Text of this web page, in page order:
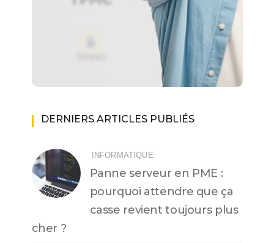
DERNIERS ARTICLES PUBLIÉS
INFORMATIQUE
Panne serveur en PME :
pourquoi attendre que ça
casse revient toujours plus
cher ?